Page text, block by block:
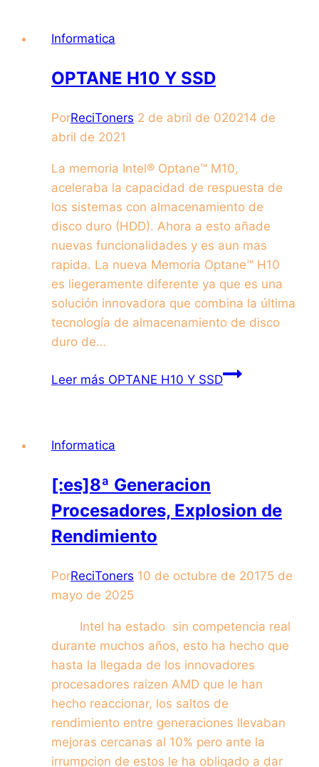
Informatica
OPTANE H10 Y SSD
PorReciToners 2 de abril de 020214 de
abril de 2021
La memoria Intel® Optane™ M10,
aceleraba la capacidad de respuesta de
los sistemas con almacenamiento de
disco duro (HDD). Ahora a esto añade
nuevas funcionalidades y es aun mas
rapida. La nueva Memoria Optane™ H10
es liegeramente diferente ya que es una
solución innovadora que combina la última
tecnología de almacenamiento de disco
duro de…
Leer más OPTANE H10 Y SSD
Informatica
[:es]8ª Generacion
Procesadores, Explosion de
Rendimiento
PorReciToners 10 de octubre de 20175 de
mayo de 2025
Intel ha estado sin competencia real
durante muchos años, esto ha hecho que
hasta la llegada de los innovadores
procesadores raizen AMD que le han
hecho reaccionar, los saltos de
rendimiento entre generaciones llevaban
mejoras cercanas al 10% pero ante la
irrumpcion de estos le ha obligado a dar